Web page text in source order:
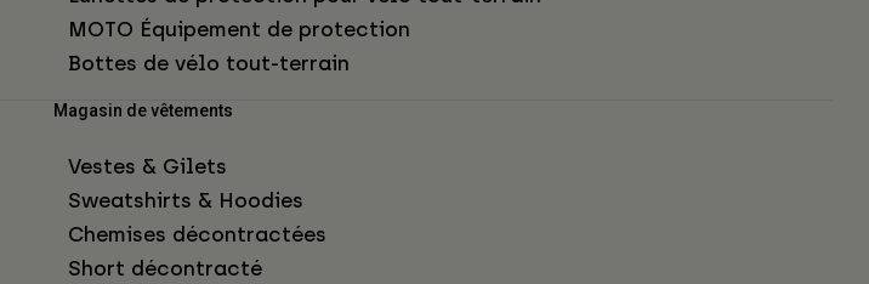
MOTO Équipement de protection
Bottes de vélo tout-terrain
Magasin de vêtements
Vestes & Gilets
Sweatshirts & Hoodies
Chemises décontractées
Short décontracté